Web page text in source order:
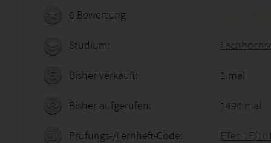
0 Bewertung
Studium:
Bisher verkauft: 1 mal
Bisher aufgerufen: 1494 mal
Prüfungs-/Lernheft-Code: ETec 1F/